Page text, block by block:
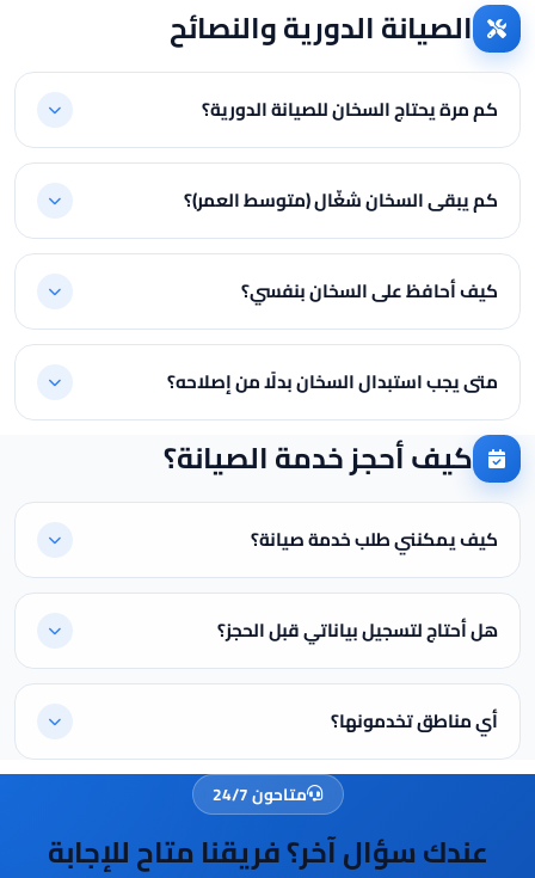
الصيانة الدورية والنصائح
كم مرة يحتاج السخان للصيانة الدورية؟
كم يبقى السخان شغّال (متوسط العمر)؟
كيف أحافظ على السخان بنفسي؟
متى يجب استبدال السخان بدلًا من إصلاحه؟
كيف أحجز خدمة الصيانة؟
كيف يمكنني طلب خدمة صيانة؟
هل أحتاج لتسجيل بياناتي قبل الحجز؟
أي مناطق تخدمونها؟
متاحون 24/7
عندك سؤال آخر؟ فريقنا متاح للإجابة